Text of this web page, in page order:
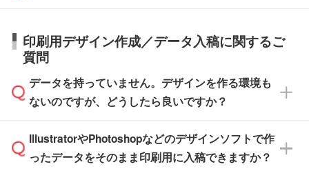
タッフまでお問い合わせください。
ル」に注文予定日をご入力いただくと、おおよ
その締切日や出荷目安をご確認いただけます。
品が決まりましたらお早めのご発注をお願いい
たします。
す。>>対象商品はこちら
※最短出荷日は商品によって異なります。各商
品ページにてご確認ください
す。(白箱、化粧箱、ブリスターパックなど)
【袋入り】 商品がひとつずつ袋に入っていま
す。(透明袋、デザイン袋など)
【個包装なし】 個包装がされていない状態で
※化粧箱から白箱への入れ替えや、オリジナル
箱の作成は原則承っておりません。
日本全国へお届けが可能です。なお、海外への
直接納品は行っておりませんので予めご了承く
ださい。
印刷用デザイン作成／データ入稿に関するご
質問
データを持っていません。デザインを作る環境も
ないのですが、どうしたら良いですか？
無料の「デザインシミュレーター」を使えば、
PCやスマホから簡単にデザインを作成できま
IllustratorやPhotoshopなどのデザインソフトで作
ったデータをそのまま印刷用に入稿できますか？